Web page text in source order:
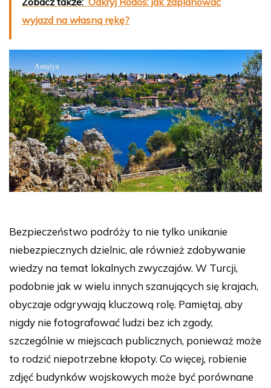
wyjazd na własną rękę?
Bezpieczeństwo podróży to nie tylko unikanie
niebezpiecznych dzielnic, ale również zdobywanie
wiedzy na temat lokalnych zwyczajów. W Turcji,
podobnie jak w wielu innych szanujących się krajach,
obyczaje odgrywają kluczową rolę. Pamiętaj, aby
nigdy nie fotografować ludzi bez ich zgody,
szczególnie w miejscach publicznych, ponieważ może
to rodzić niepotrzebne kłopoty. Co więcej, robienie
zdjęć budynków wojskowych może być porównane